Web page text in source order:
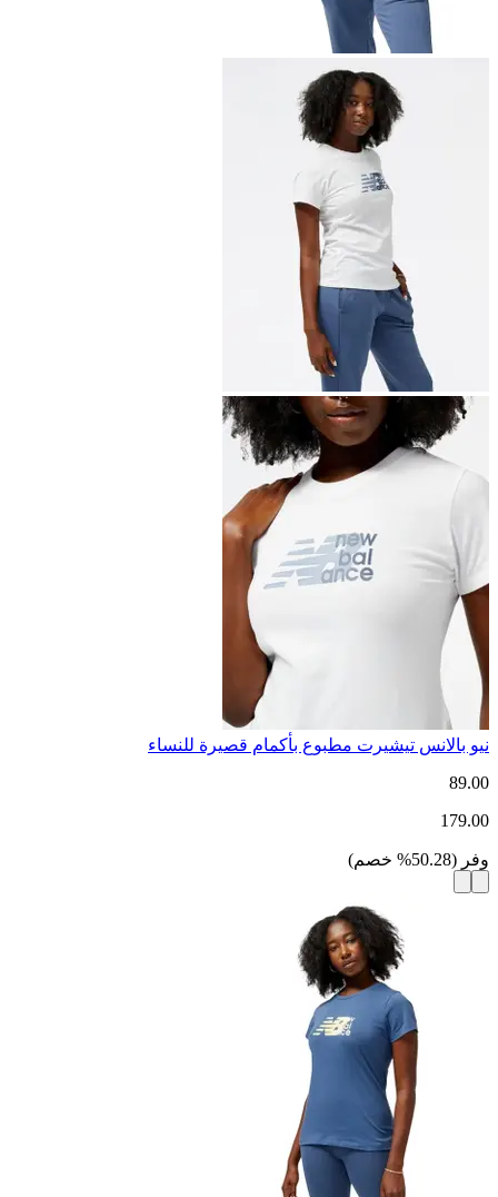
نيو بالانس تيشيرت مطبوع بأكمام قصيرة للنساء
89.00
179.00
وفر (
50.28
% خصم)